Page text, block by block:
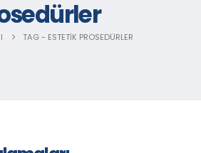
TAG - ESTETIK PROSEDÜRLER